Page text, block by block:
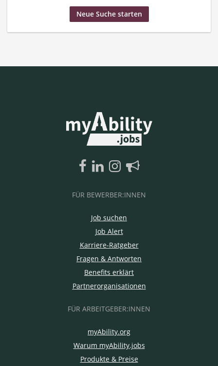
Neue Suche starten
FÜR BEWERBER:INNEN
Job suchen
Job Alert
Karriere-Ratgeber
Fragen & Antworten
Benefits erklärt
Partnerorganisationen
FÜR ARBEITGEBER:INNEN
myAbility.org
Warum myAbility.jobs
Produkte & Preise